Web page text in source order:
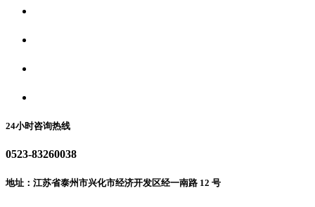
24小时咨询热线
0523-83260038
地址：江苏省泰州市兴化市经济开发区经一南路 12 号